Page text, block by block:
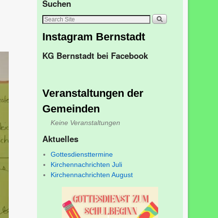
Suchen
Instagram Bernstadt
KG Bernstadt bei Facebook
Veranstaltungen der
Gemeinden
Keine Veranstaltungen
Aktuelles
Gottesdiensttermine
Kirchennachrichten Juli
Kirchennachrichten August